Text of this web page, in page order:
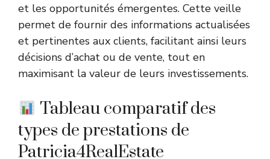
et les opportunités émergentes. Cette veille
permet de fournir des informations actualisées
et pertinentes aux clients, facilitant ainsi leurs
décisions d’achat ou de vente, tout en
maximisant la valeur de leurs investissements.
Tableau comparatif des
types de prestations de
Patricia4RealEstate